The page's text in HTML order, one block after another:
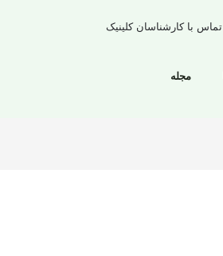
تماس با کارشناسان کلینیک
مجله